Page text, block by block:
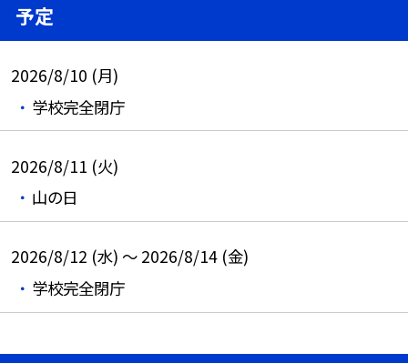
予定
2026/8/10 (月)
学校完全閉庁
2026/8/11 (火)
山の日
2026/8/12 (水) ～ 2026/8/14 (金)
学校完全閉庁